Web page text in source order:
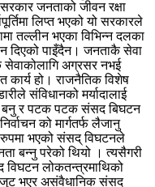
जनताको जीवन रक्षा
लिप्त भएको यो सरकारले
तल्लीन भएका विभिन्न दलका
दिएको पाइँदैन। जनताकै सेवा
सेवाकोलागि अग्रसर नभई
कार्य हो। राजनैतिक विशेष
संविधानको मर्यादालाई
बनु र पटक पटक संसद बिघटन
को मार्गतर्फ लैजानु
भएको संसद् विघटनले
बन्नु परेको थियो ‌। त्यसैगरी
लोकतन्त्रमाथिको
भएर असंवैधानिक संसद